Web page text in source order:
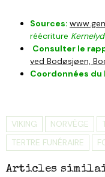
Sources:
réécriture Kernelyd
Consulter le
ved Bodøsjøen,
Coordonnées du
VIKING NORVÈGE
TERTRE FUNÉRAIRE
Articles